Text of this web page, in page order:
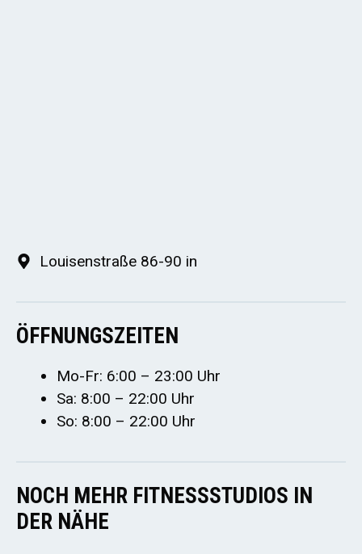
Louisenstraße 86-90 in
ÖFFNUNGSZEITEN
Mo-Fr: 6:00 – 23:00 Uhr
Sa: 8:00 – 22:00 Uhr
So: 8:00 – 22:00 Uhr
NOCH MEHR FITNESSSTUDIOS IN
DER NÄHE